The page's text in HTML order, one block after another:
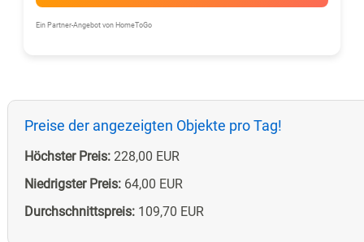
Ein Partner-Angebot von HomeToGo
Preise der angezeigten Objekte pro Tag!
Höchster Preis:228,00 EUR
Niedrigster Preis:64,00 EUR
Durchschnittspreis:109,70 EUR